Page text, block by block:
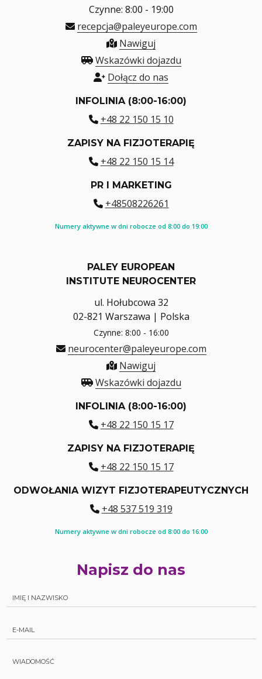
Czynne: 8:00 - 19:00
recepcja@paleyeurope.com
Nawiguj
Wskazówki dojazdu
Dołącz do nas
INFOLINIA (8:00-16:00)
+48 22 150 15 10
ZAPISY NA FIZJOTERAPIĘ
+48 22 150 15 14
PR I MARKETING
+48508226261
Numery aktywne w dni robocze od 8:00 do 19:00
PALEY EUROPEAN
INSTITUTE NEUROCENTER
ul. Hołubcowa 32
02-821 Warszawa | Polska
Czynne: 8:00 - 16:00
neurocenter@paleyeurope.com
Nawiguj
Wskazówki dojazdu
INFOLINIA (8:00-16:00)
+48 22 150 15 17
ZAPISY NA FIZJOTERAPIĘ
+48 22 150 15 17
ODWOŁANIA WIZYT FIZJOTERAPEUTYCZNYCH
+48 537 519 319
Numery aktywne w dni robocze od 8:00 do 16:00
Napisz do nas